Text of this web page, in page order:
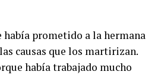
había prometido a la hermana
causas que los martirizan.
había trabajado mucho